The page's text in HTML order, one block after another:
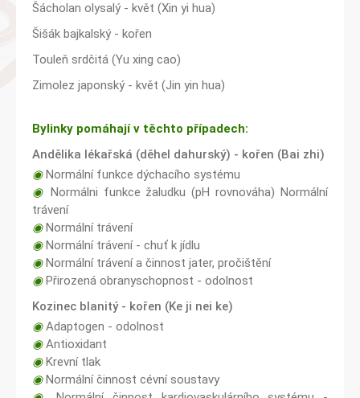
Šácholan olysalý - květ (Xin yi hua)
Šišák bajkalský - kořen
Touleň srdčitá (Yu xing cao)
Zimolez japonský - květ (Jin yin hua)
Bylinky pomáhají v těchto případech:
Andělika lékařská (děhel dahurský) - kořen (Bai zhi)
◉Normální funkce dýchacího systému
◉ Normálni funkce žaludku (pH rovnováha) Normální
trávení
◉Normální trávení
◉Normální trávení - chuť k jídlu
◉Normální trávení a činnost jater, pročištění
◉Přirozená obranyschopnost - odolnost
Kozinec blanitý - kořen (Ke ji nei ke)
◉Adaptogen - odolnost
◉Antioxidant
◉Krevní tlak
◉Normální činnost cévní soustavy